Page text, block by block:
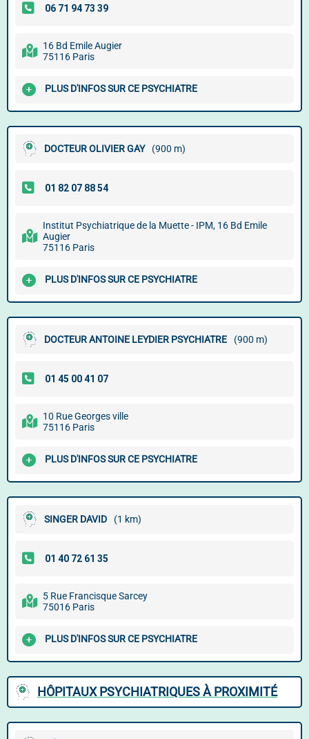
16 Bd Emile Augier
75116 Paris
PLUS D'INFOS SUR CE PSYCHIATRE
DOCTEUR OLIVIER GAY (900 m)
Institut Psychiatrique de la Muette - IPM, 16 Bd Emile
Augier
75116 Paris
PLUS D'INFOS SUR CE PSYCHIATRE
DOCTEUR ANTOINE LEYDIER PSYCHIATRE (900 m)
10 Rue Georges ville
75116 Paris
PLUS D'INFOS SUR CE PSYCHIATRE
SINGER DAVID (1 km)
5 Rue Francisque Sarcey
75016 Paris
PLUS D'INFOS SUR CE PSYCHIATRE
HÔPITAUX PSYCHIATRIQUES À PROXIMITÉ